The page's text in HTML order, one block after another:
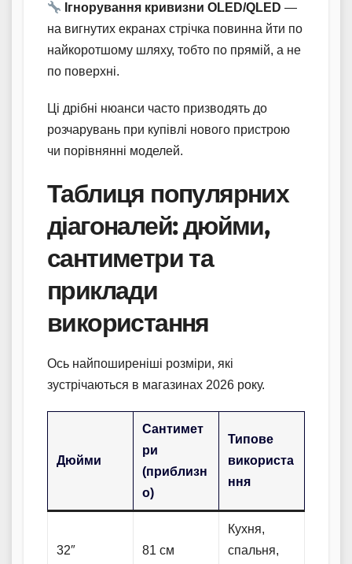
Ігнорування кривизни OLED/QLED —
на вигнутих екранах стрічка повинна йти по
найкоротшому шляху, тобто по прямій, а не
по поверхні.
Ці дрібні нюанси часто призводять до
розчарувань при купівлі нового пристрою
чи порівнянні моделей.
Таблиця популярних
діагоналей: дюйми,
сантиметри та
приклади
використання
Ось найпоширеніші розміри, які
зустрічаються в магазинах 2026 року.
Дюйми
Сантимет
ри
(приблизн
о)
Типове
використа
ння
32″ 81 см
Кухня,
спальня,